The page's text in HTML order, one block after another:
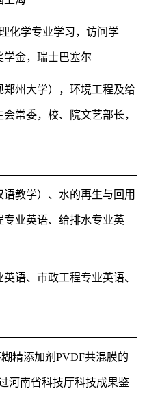
化学专业学习，访问学
金，瑞士巴塞尔
州大学），环境工程及给
常委，校、院文艺部长，
教学）、水的再生与回用
业英语、给排水专业英
语、市政工程专业英语、
糊精添加剂PVDF共混膜的
河南省科技厅科技成果鉴